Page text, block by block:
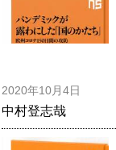
2020年10月4日
中村登志哉